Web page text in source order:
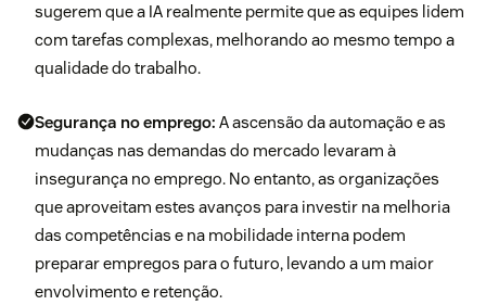
sugerem que a IA realmente permite que as equipes lidem
com tarefas complexas, melhorando ao mesmo tempo a
qualidade do trabalho.
Segurança no emprego: A ascensão da automação e as
mudanças nas demandas do mercado levaram à
insegurança no emprego. No entanto, as organizações
que aproveitam estes avanços para investir na melhoria
das competências e na mobilidade interna podem
preparar empregos para o futuro, levando a um maior
envolvimento e retenção.